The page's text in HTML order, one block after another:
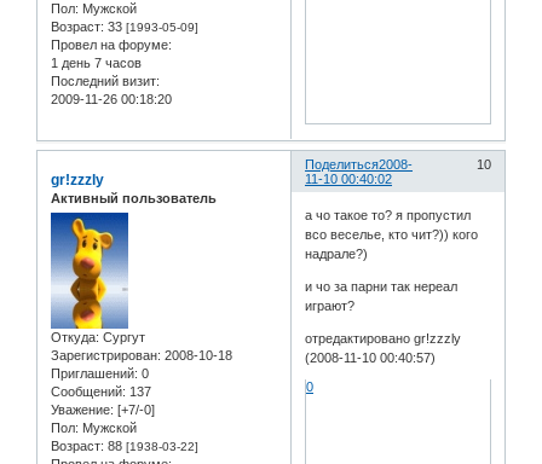
Пол: Мужской
Возраст: 33 [1993-05-09]
Провел на форуме:
1 день 7 часов
Последний визит:
2009-11-26 00:18:20
Поделиться 10
2008-
11-10 00:40:02
gr!zzzly
Активный пользователь
Откуда: Сургут
Зарегистрирован: 2008-10-18
Приглашений: 0
Сообщений: 137
Уважение: [+7/-0]
Пол: Мужской
Возраст: 88 [1938-03-22]
а чо такое то? я пропустил
всо веселье, кто чит?)) кого
надрале?)
и чо за парни так нереал
играют?
отредактировано gr!zzzly
(2008-11-10 00:40:57)
0